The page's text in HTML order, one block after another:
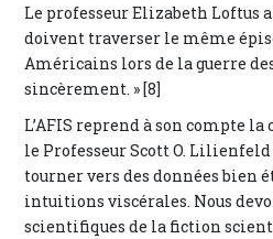
Le professeur Elizabeth Loftus
doivent traverser le même
Américains lors de la guerre
sincèrement. » [8]
L’AFIS reprend à son compte
le Professeur Scott O. Lilienfeld
tourner vers des données bien
intuitions viscérales. Nous
scientifiques de la fiction